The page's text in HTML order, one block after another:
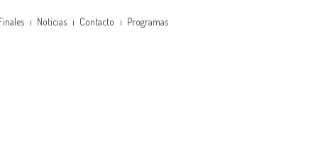
Noticias Contacto Programas